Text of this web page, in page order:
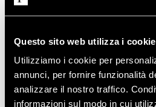
Questo sito web utilizza i cookie
Utilizziamo i cookie per
annunci, per fornire funzionalità
analizzare il nostro traffico.
informazioni sul modo in cui